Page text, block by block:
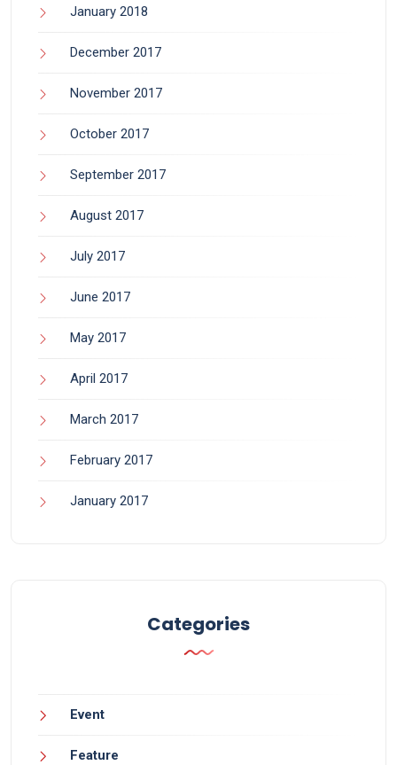
January 2018
December 2017
November 2017
October 2017
September 2017
August 2017
July 2017
June 2017
May 2017
April 2017
March 2017
February 2017
January 2017
Categories
Event
Feature